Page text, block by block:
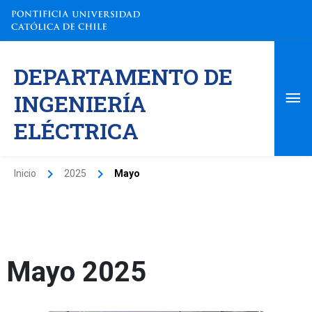
contenido
DEPARTAMENTO DE
INGENIERÍA
ELÉCTRICA
Inicio 2025 Mayo
Mayo 2025